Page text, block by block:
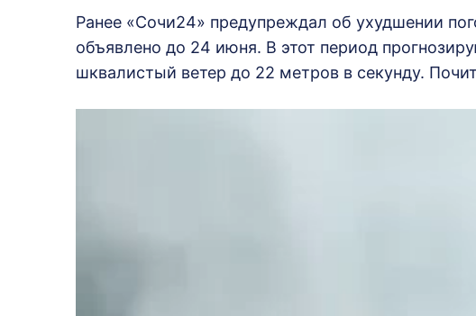
Ранее «Сочи24» предупреждал об ухудшении
объявлено до 24 июня. В этот период
шквалистый ветер до 22 метров в секунду.